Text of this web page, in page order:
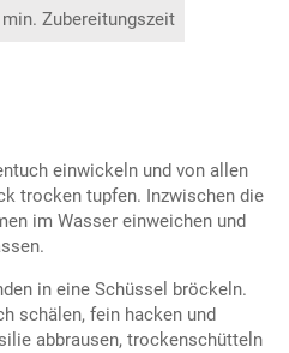
min. Zubereitungszeit
einwickeln und von allen
trocken tupfen. Inzwischen die
im Wasser einweichen und
in eine Schüssel bröckeln.
schälen, fein hacken und
abbrausen, trockenschütteln